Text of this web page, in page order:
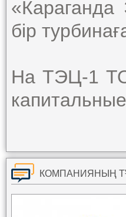
бір
На ТЭЦ-1